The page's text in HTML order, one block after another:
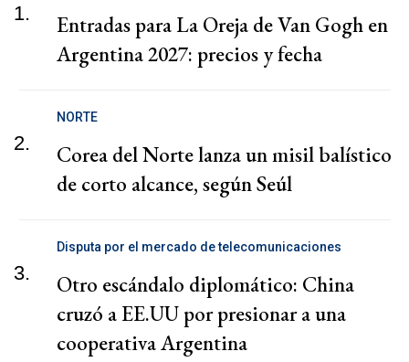
1.
Entradas para La Oreja de Van Gogh en
Argentina 2027: precios y fecha
2.
NORTE
Corea del Norte lanza un misil balístico
de corto alcance, según Seúl
3.
Disputa por el mercado de telecomunicaciones
Otro escándalo diplomático: China
cruzó a EE.UU por presionar a una
cooperativa Argentina